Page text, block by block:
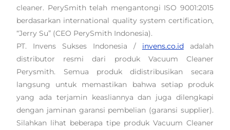
cleaner. PerySmith telah mengantongi ISO 9001:2015
berdasarkan international quality system certification,
“Jerry Su” (CEO PerySmith Indonesia).
PT. Invens Sukses Indonesia / invens.co.idadalah
distributor resmi dari produk Vacuum Cleaner
Perysmith. Semua produk didistribusikan secara
langsung untuk memastikan bahwa setiap produk
yang ada terjamin keasliannya dan juga dilengkapi
dengan jaminan garansi pembelian (garansi supplier).
Silahkan lihat beberapa tipe produk Vacuum Cleaner